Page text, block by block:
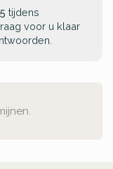
tijdens
voor u klaar